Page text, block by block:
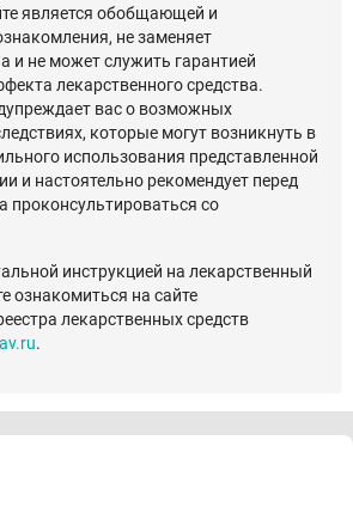
является обобщающей и
не заменяет
и не может служить гарантией
лекарственного средства.
вас о возможных
которые могут возникнуть в
использования представленной
и настоятельно рекомендует перед
проконсультироваться со
инструкцией на лекарственный
ознакомиться на сайте
лекарственных средств
.